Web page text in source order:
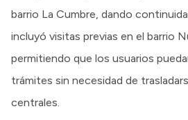
barrio La Cumbre, dando
incluyó visitas previas en el barrio
permitiendo que los usuarios
trámites sin necesidad de
centrales.